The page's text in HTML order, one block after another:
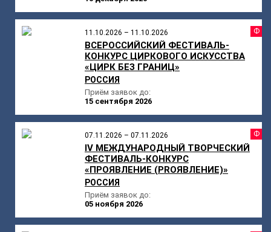
11.10.2026 – 11.10.2026
ВСЕРОССИЙСКИЙ ФЕСТИВАЛЬ-
КОНКУРС ЦИРКОВОГО ИСКУССТВА
«ЦИРК БЕЗ ГРАНИЦ»
РОССИЯ
Приём заявок до:
15 сентября 2026
07.11.2026 – 07.11.2026
IV МЕЖДУНАРОДНЫЙ ТВОРЧЕСКИЙ
ФЕСТИВАЛЬ-КОНКУРС
«ПРОЯВЛЕНИЕ (PROЯВЛЕНИЕ)»
РОССИЯ
Приём заявок до:
05 ноября 2026